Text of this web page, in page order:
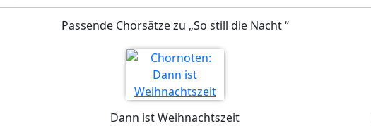
Passende Chorsätze zu „So still die Nacht “
Dann ist Weihnachtszeit